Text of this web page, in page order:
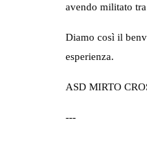
avendo militato
Diamo così il
esperienza.
ASD MIRTO
---